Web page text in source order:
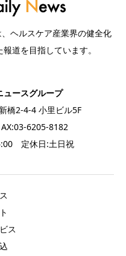
ヘルスケア産業界の健全化
道を目指しています。
ュースグループ
橋2-4-4 小里ビル5F
6205-8182
定休日:土日祝
ス